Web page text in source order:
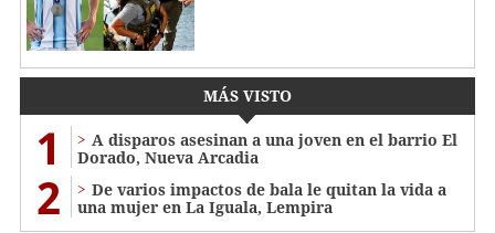
MÁS VISTO
1
A disparos asesinan a una joven en el barrio El
Dorado, Nueva Arcadia
2
De varios impactos de bala le quitan la vida a
una mujer en La Iguala, Lempira